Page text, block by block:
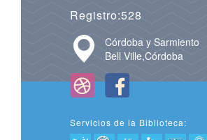
Registro:528
Córdoba y Sarmiento
Bell Ville,Córdoba
Servicios de la Biblioteca: